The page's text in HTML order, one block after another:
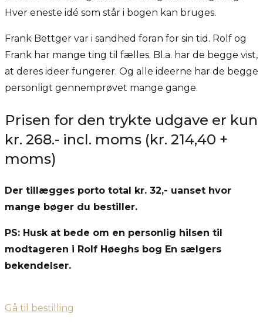
Hver eneste idé som står i bogen kan bruges.
Frank Bettger var i sandhed foran for sin tid. Rolf og
Frank har mange ting til fælles. Bl.a. har de begge vist,
at deres ideer fungerer. Og alle ideerne har de begge
personligt gennemprøvet mange gange.
Prisen for den trykte udgave er kun
kr. 268.- incl. moms (kr. 214,40 +
moms)
Der tillægges porto total kr. 32,- uanset hvor
mange bøger du bestiller.
PS: Husk at bede om en personlig hilsen til
modtageren i Rolf Høeghs bog En sælgers
bekendelser.
Gå til bestilling